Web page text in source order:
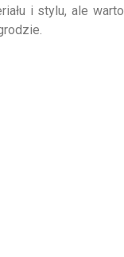
i stylu, ale warto